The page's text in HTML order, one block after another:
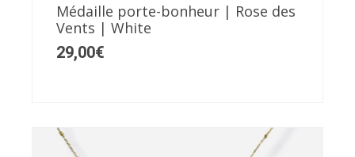
Médaille porte-bonheur | Rose des
Vents | White
29,00€